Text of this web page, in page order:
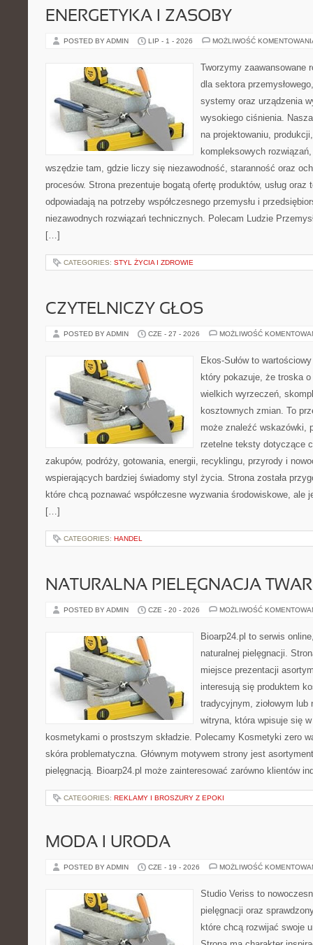
ENERGETYKA I ZASOBY
POSTED BY ADMIN LIP - 1 - 2026 MOŻLIWOŚĆ
Tworzymy zaawansowane
dla sektora
systemy oraz urządzenia
wysokiego ciśnienia.
na projektowaniu,
kompleksowych
wszędzie tam, gdzie liczy się niezawodność, staranność oraz
procesów. Strona prezentuje bogatą ofertę produktów, usług oraz
odpowiadają na potrzeby współczesnego przemysłu i
niezawodnych rozwiązań technicznych. Polecam Ludzie
[…]
CATEGORIES: STYL ŻYCIA I ZDROWIE
CZYTELNICZY GŁOS
POSTED BY ADMIN CZE - 27 - 2026 MOŻLIWOŚĆ
Ekos-Sułów to
który pokazuje, że troska
wielkich wyrzeczeń,
kosztownych zmian. To
może znaleźć wskazówki,
rzetelne teksty dotyczące
zakupów, podróży, gotowania, energii, recyklingu, przyrody i
wspierających bardziej świadomy styl życia. Strona została
które chcą poznawać współczesne wyzwania środowiskowe, ale
[…]
CATEGORIES: HANDEL
NATURALNA PIELĘGNACJA
POSTED BY ADMIN CZE - 20 - 2026 MOŻLIWOŚĆ
Bioarp24.pl to serwis
naturalnej pielęgnacji.
miejsce prezentacji
interesują się produktem
tradycyjnym, ziołowym lub
witryna, która wpisuje się
kosmetykami o prostszym składzie. Polecamy Kosmetyki zero
skóra problematyczna. Głównym motywem strony jest
pielęgnacją. Bioarp24.pl może zainteresować zarówno klientów
CATEGORIES: REKLAMY I BROSZURY Z EPOKI
MODA I URODA
POSTED BY ADMIN CZE - 19 - 2026 MOŻLIWOŚĆ
Studio Veriss to
pielęgnacji oraz
które chcą rozwijać swoje